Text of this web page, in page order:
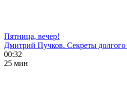
Пятница, вечер!
Дмитрий Пучков. Секреты
00:32
25 мин